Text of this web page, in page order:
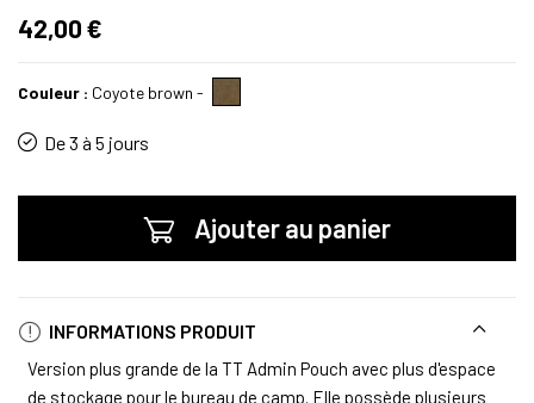
42,00 €
Couleur : Coyote brown -
De 3 à 5 jours
Ajouter au panier
INFORMATIONS PRODUIT
Version plus grande de la TT Admin Pouch avec plus d'espace
de stockage pour le bureau de camp. Elle possède plusieurs